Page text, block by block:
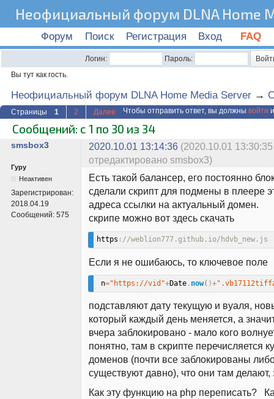
Неофициальный форум DLNA Home
Форум Поиск Регистрация Вход FAQ
Логин:
Пароль:
Вы тут как гость.
Неофициальный форум DLNA Home Media Server →
Страницы 1 2 Далее Чтобы отправить ответ, вы должны войти
Сообщений: с 1 по 30 из 34
smsbox3 2020.10.01 13:14:36 (2020.10.01 13:30:35
отредактировано smsbox3)
Гуру
Неактивен
Зарегистрирован:
2018.04.19
Сообщений: 575
Есть такой балансер, его постоянно
сделали скрипт для подмены в плеере
адреса ссылки на актуальный домен.
скрипе можно вот здесь скачать
https ://weblion777.github.io/hdvb_new.js
Если я не ошибаюсь, то ключевое поле
n="https://vid"+Date. now( )+
подставляют дату текущую и вуаля,
который каждый день меняется, а
вчера заблокировано - мало кого
понятно, там в скрипте перечисляется
доменов (почти все заблокированы
существуют давно), что они там делают,
Как эту функцию на php переписать?